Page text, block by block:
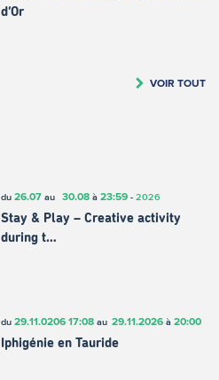
d’Or
VOIR TOUT
du 26.07au 30.08à 23:59- 2026
Stay & Play – Creative activity
during t…
du 29.11.0206 17:08au 29.11.2026à 20:00
Iphigénie en Tauride